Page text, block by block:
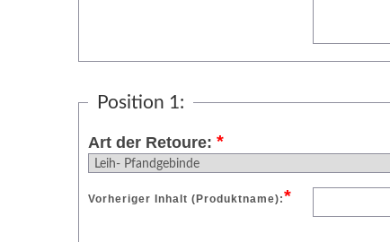
Position 1:
Art der Retoure: *
Vorheriger Inhalt (Produktname):*